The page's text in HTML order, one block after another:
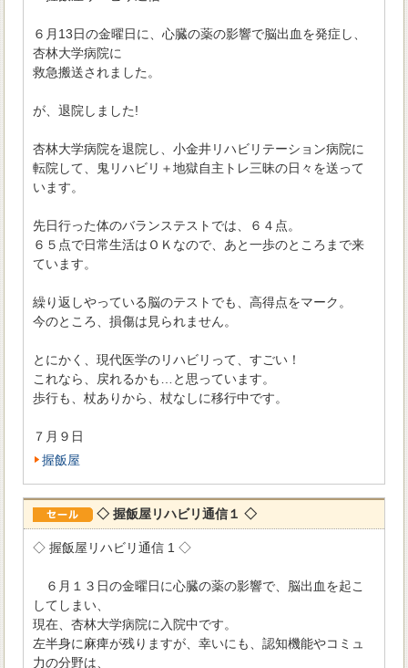
６月13日の金曜日に、心臓の薬の影響で脳出血を発症し、
杏林大学病院に
救急搬送されました。
が、退院しました!
杏林大学病院を退院し、小金井リハビリテーション病院に
転院して、鬼リハビリ＋地獄自主トレ三昧の日々を送って
います。
先日行った体のバランステストでは、６４点。
６５点で日常生活はＯＫなので、あと一歩のところまで来
ています。
繰り返しやっている脳のテストでも、高得点をマーク。
今のところ、損傷は見られません。
とにかく、現代医学のリハビリって、すごい！
これなら、戻れるかも…と思っています。
歩行も、杖ありから、杖なしに移行中です。
７月９日
握飯屋
◇ 握飯屋リハビリ通信１ ◇
◇ 握飯屋リハビリ通信 1 ◇
６月１３日の金曜日に心臓の薬の影響で、脳出血を起こ
してしまい、
現在、杏林大学病院に入院中です。
左半身に麻痺が残りますが、幸いにも、認知機能やコミュ
力の分野は、